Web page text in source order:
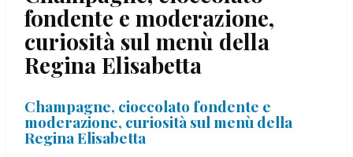
fondente e moderazione,
curiosità sul menù della
Regina Elisabetta
Champagne, cioccolato fondente e
moderazione, curiosità sul menù della
Regina Elisabetta